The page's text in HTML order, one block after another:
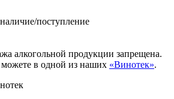
поступление
алкогольной продукции запрещена.
в одной из наших «Винотек».